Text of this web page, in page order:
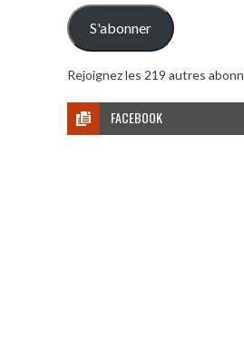
mail
S'abonner
Rejoignez les 219 autres
FACEBOOK